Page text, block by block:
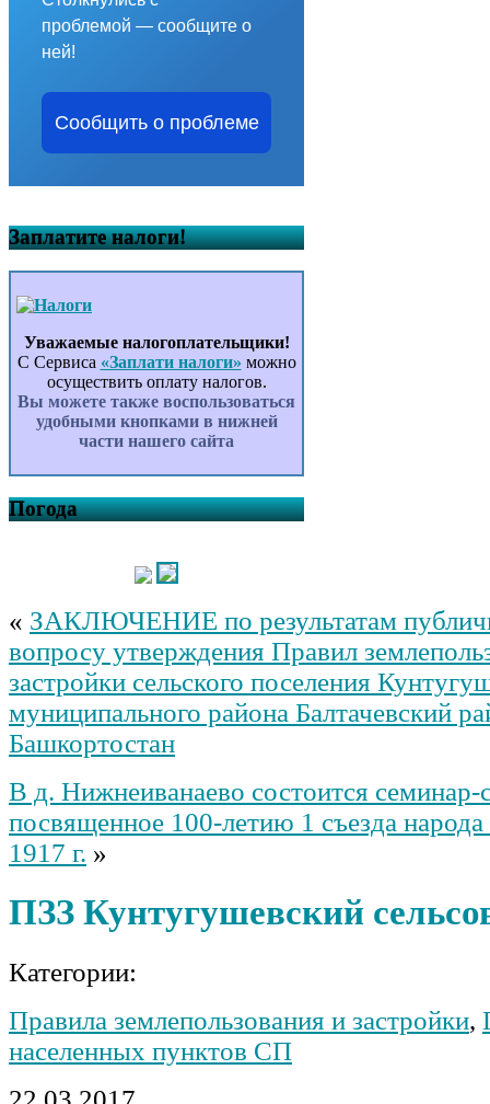
проблемой — сообщите о
ней!
Сообщить о проблеме
Заплатите налоги!
Уважаемые налогоплательщики!
С Сервиса «Заплати налоги» можно
осуществить оплату налогов.
Вы можете также воспользоваться
удобными кнопками в нижней
части нашего сайта
Погода
« ЗАКЛЮЧЕНИЕ по результатам
вопросу утверждения Правил
застройки сельского поселения
муниципального района Балтачевский
Башкортостан
В д. Нижнеиванаево состоится семинар-
посвященное 100-летию 1 съезда народа
1917 г. »
ПЗЗ Кунтугушевский
Категории:
Правила землепользования и застройки,
населенных пунктов СП